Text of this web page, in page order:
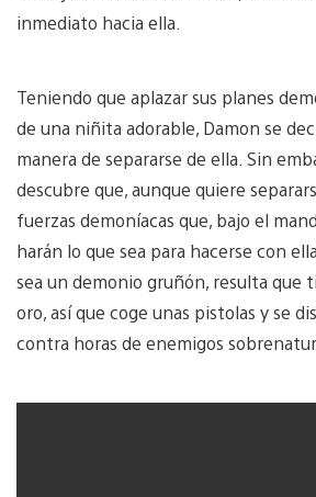
inmediato hacia ella.
Teniendo que aplazar sus planes
de una niñita adorable, Damon se
manera de separarse de ella. Sin
descubre que, aunque quiere
fuerzas demoníacas que, bajo el
harán lo que sea para hacerse con
sea un demonio gruñón, resulta que
oro, así que coge unas pistolas y se
contra horas de enemigos